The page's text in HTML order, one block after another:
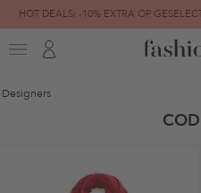
HOT DEALS: -10% EXTRA OP
FINAL SALE | TOT -
Designers